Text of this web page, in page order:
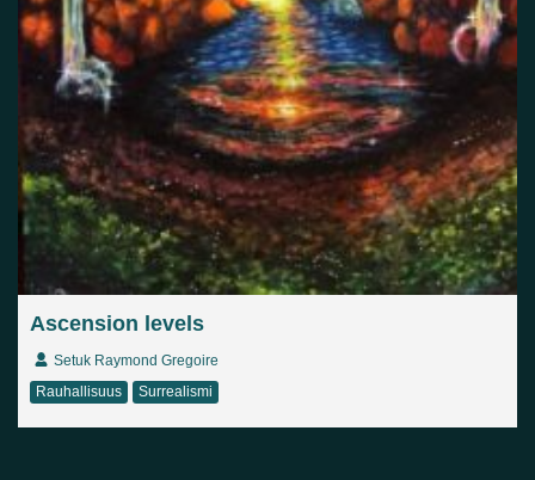
Ascension levels
Setuk Raymond Gregoire
Rauhallisuus
Surrealismi